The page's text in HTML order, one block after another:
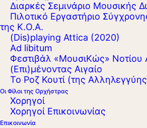
Διαρκές Σεμινάριο Μουσικής
Πιλοτικό Εργαστήριο
της Κ.Ο.Α.
(Dis)playing Attica (2020)
Ad libitum
Φεστιβάλ «ΜουσιΚώς» Νοτίου
(Επι)μένοντας Αιγαίο
Το Ροζ Κουτί (της
Οι Φίλοι της Ορχήστρας
Χορηγοί
Χορηγοί Επικοινωνίας
Επικοινωνία